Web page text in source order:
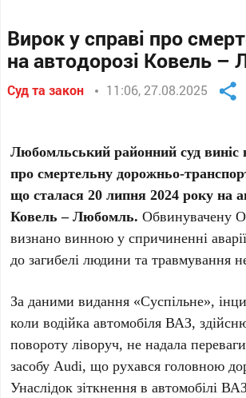
Вирок у справі про
на автодорозі Ковель
Суд та закон 11:06, 27.08.2025
Любомльський районний суд виніс
про смертельну дорожньо-
що сталася 20 липня 2024 року на
Ковель – Любомль. Обвинувачену
визнано винною у спричиненні
до загибелі людини та травмування
За даними видання «Суспільне»,
коли водійка автомобіля ВАЗ,
повороту ліворуч, не надала
засобу Audi, що рухався головною
Унаслідок зіткнення в автомобілі